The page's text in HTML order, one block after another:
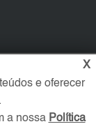
X
e oferecer
a nossa Política